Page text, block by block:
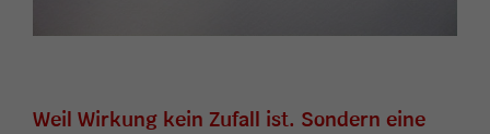
Weil Wirkung kein Zufall ist. Sondern eine